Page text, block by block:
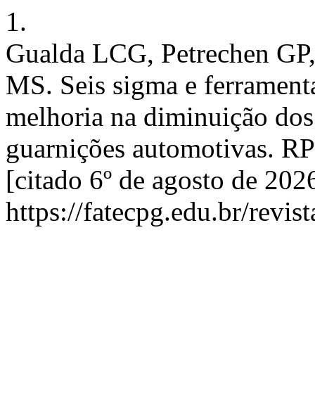
1.
Gualda LCG, Petrechen
MS. Seis sigma e
melhoria na diminuição
guarnições automotivas.
[citado 6º de agosto de
https://fatecpg.edu.br/